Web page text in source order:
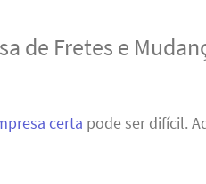
de Fretes e
certa pode ser difícil.